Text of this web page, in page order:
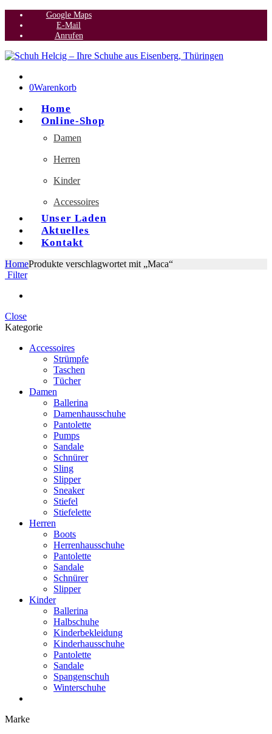
Google Maps
E-Mail
Anrufen
0Warenkorb
Home
Online-Shop
Damen
Herren
Kinder
Accessoires
Unser Laden
Aktuelles
Kontakt
HomeProdukte verschlagwortet mit „Maca“
Filter
Close
Kategorie
Accessoires
Strümpfe
Taschen
Tücher
Damen
Ballerina
Damenhausschuhe
Pantolette
Pumps
Sandale
Schnürer
Sling
Slipper
Sneaker
Stiefel
Stiefelette
Herren
Boots
Herrenhausschuhe
Pantolette
Sandale
Schnürer
Slipper
Kinder
Ballerina
Halbschuhe
Kinderbekleidung
Kinderhausschuhe
Pantolette
Sandale
Spangenschuh
Winterschuhe
Marke